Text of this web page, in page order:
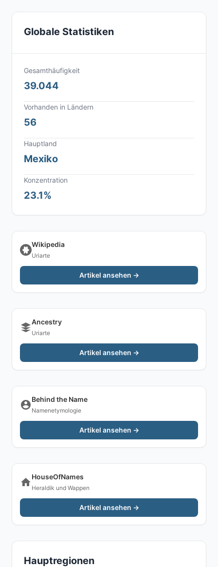
Globale Statistiken
Gesamthäufigkeit
39.044
Vorhanden in Ländern
56
Hauptland
Mexiko
Konzentration
23.1%
Wikipedia
Uriarte
Artikel ansehen →
Ancestry
Uriarte
Artikel ansehen →
Behind the Name
Namenetymologie
Artikel ansehen →
HouseOfNames
Heraldik und Wappen
Artikel ansehen →
Hauptregionen